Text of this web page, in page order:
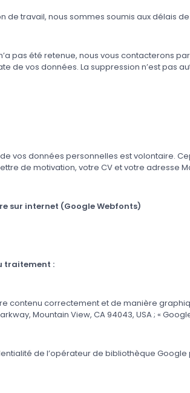
de travail, nous sommes soumis aux
pas été retenue, nous vous contacterons
de vos données. La suppression n’est pas
vos données personnelles est volontaire.
de motivation, votre CV et votre adresse
sur internet (Google Webfonts)
traitement :
contenu correctement et de manière
Mountain View, CA 94043, USA ; «
de l’opérateur de bibliothèque Google